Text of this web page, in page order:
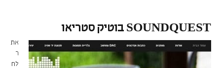
SOUNDQUEST בוטיק סטריאו
את
ר
לח